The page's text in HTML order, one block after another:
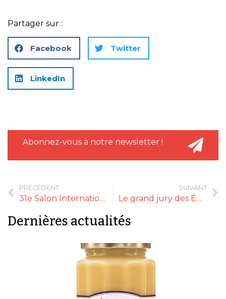
Partager sur :
Facebook Twitter
LinkedIn
Abonnez-vous à notre newsletter !
PRÉCÉDENT
31e Salon International Club de Gourmets
SUIVANT
Le grand jury des Épicures de l’année s’est réuni le 15 mai
Dernières actualités